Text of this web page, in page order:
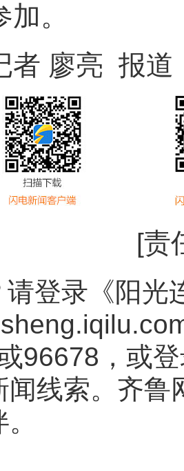
。
者 廖亮 报道
[责
请登录《阳光
96678，或
闻线索。齐鲁